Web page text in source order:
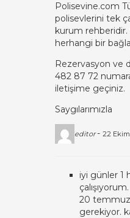
Polisevine.com
polisevlerini tek
kurum
herhangi bir
Rezervasyon ve
482 87 72
iletişime geçiniz.
Saygılarımızla
editor - 22 Ekim
iyi günler 1
20
gerekiyor.